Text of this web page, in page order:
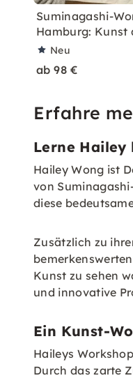
Suminagashi-
Hamburg: Kunst
Neu
ab 98 €
Erfahre
Lerne Hailey
Hailey Wong ist
von
diese
Zusätzlich zu
Kunst zu sehen
und innovative
Ein Kunst-
Haileys
Durch das zarte